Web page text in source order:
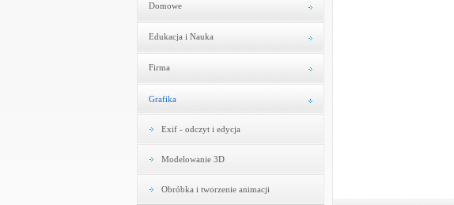
Domowe
Edukacja i Nauka
Firma
Grafika
Exif - odczyt i edycja
Modelowanie 3D
Obróbka i tworzenie animacji